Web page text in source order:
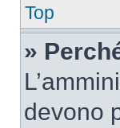
Top
»
devono